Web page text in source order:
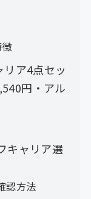
ア4点セッ
円・アル
キャリア選
認方法